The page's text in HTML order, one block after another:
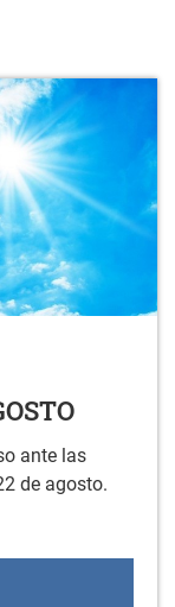
ante las
de agosto.
TEMPERATURAS